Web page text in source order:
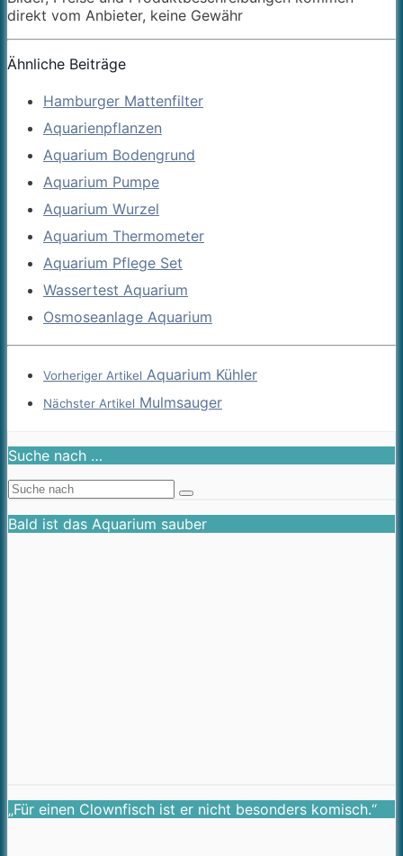
direkt vom Anbieter, keine Gewähr
Ähnliche Beiträge
Hamburger Mattenfilter
Aquarienpflanzen
Aquarium Bodengrund
Aquarium Pumpe
Aquarium Wurzel
Aquarium Thermometer
Aquarium Pflege Set
Wassertest Aquarium
Osmoseanlage Aquarium
Vorheriger Artikel Aquarium Kühler
Nächster Artikel Mulmsauger
Suche nach …
Bald ist das Aquarium sauber
„Für einen Clownfisch ist er nicht besonders komisch.“